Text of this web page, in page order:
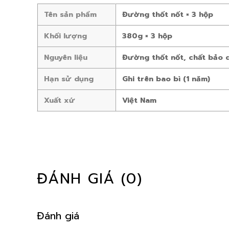
Tên sản phẩm
Đường thốt nốt × 3 hộp
Khối lượng
380g × 3 hộp
Nguyên liệu
Đường thốt nốt, chất bảo
Hạn sử dụng
Ghi trên bao bì (1 năm)
Xuất xứ
Việt Nam
ĐÁNH GIÁ (0)
Đánh giá